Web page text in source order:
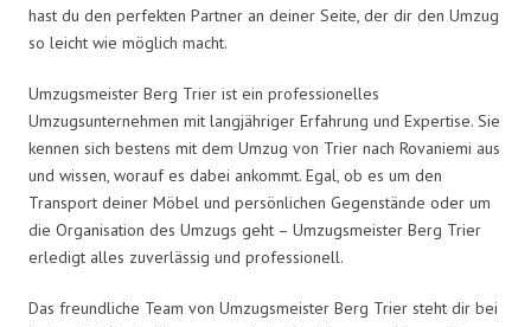
hast du den perfekten Partner an deiner Seite, der dir den Umzug
so leicht wie möglich macht.
Umzugsmeister Berg Trier ist ein professionelles
Umzugsunternehmen mit langjähriger Erfahrung und Expertise. Sie
kennen sich bestens mit dem Umzug von Trier nach Rovaniemi aus
und wissen, worauf es dabei ankommt. Egal, ob es um den
Transport deiner Möbel und persönlichen Gegenstände oder um
die Organisation des Umzugs geht – Umzugsmeister Berg Trier
erledigt alles zuverlässig und professionell.
Das freundliche Team von Umzugsmeister Berg Trier steht dir bei